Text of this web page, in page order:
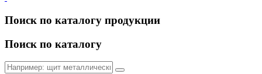
Поиск по каталогу продукции
Поиск по каталогу